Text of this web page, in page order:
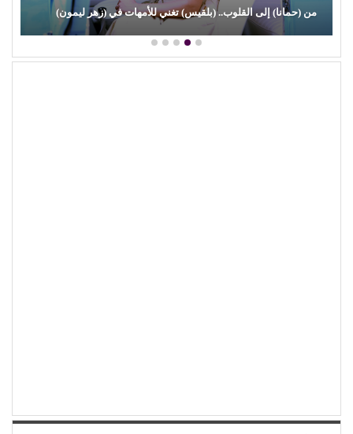
(علي الألفي) يعود بقوة.. ويفاجئ جمهوره بـ (مش رايح الساحل)